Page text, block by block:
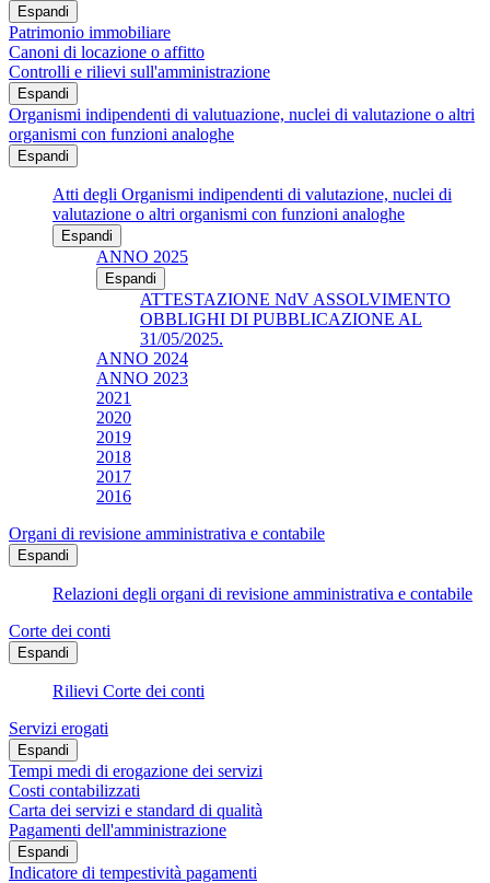
Espandi
Patrimonio immobiliare
Canoni di locazione o affitto
Controlli e rilievi sull'amministrazione
Espandi
Organismi indipendenti di valutuazione, nuclei di valutazione o altri
organismi con funzioni analoghe
Espandi
Atti degli Organismi indipendenti di valutazione, nuclei di
valutazione o altri organismi con funzioni analoghe
Espandi
ANNO 2025
Espandi
ATTESTAZIONE NdV ASSOLVIMENTO
OBBLIGHI DI PUBBLICAZIONE AL
31/05/2025.
ANNO 2024
ANNO 2023
2021
2020
2019
2018
2017
2016
Organi di revisione amministrativa e contabile
Espandi
Relazioni degli organi di revisione amministrativa e contabile
Corte dei conti
Espandi
Rilievi Corte dei conti
Servizi erogati
Espandi
Tempi medi di erogazione dei servizi
Costi contabilizzati
Carta dei servizi e standard di qualità
Pagamenti dell'amministrazione
Espandi
Indicatore di tempestività pagamenti